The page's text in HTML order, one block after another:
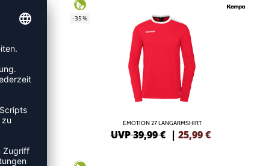
-35%
EMOTION 27 LANGARMSHIRT
UVP 39,99 € | 25,99 €